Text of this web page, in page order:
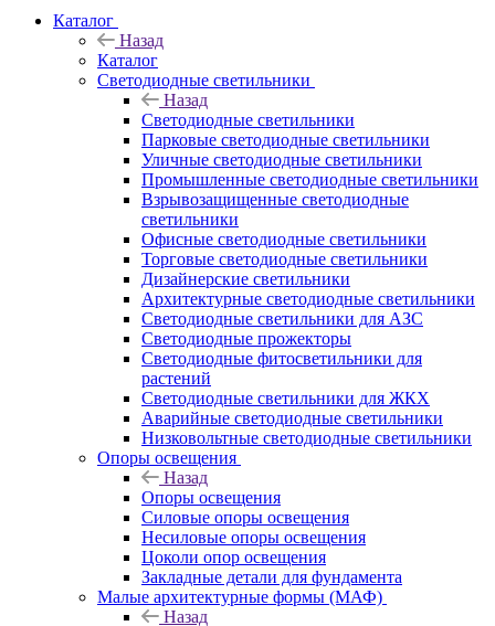
Каталог
Назад
Каталог
Светодиодные светильники
Назад
Светодиодные светильники
Парковые светодиодные светильники
Уличные светодиодные светильники
Промышленные светодиодные светильники
Взрывозащищенные светодиодные
светильники
Офисные светодиодные светильники
Торговые светодиодные светильники
Дизайнерские светильники
Архитектурные светодиодные светильники
Светодиодные светильники для АЗС
Светодиодные прожекторы
Светодиодные фитосветильники для
растений
Светодиодные светильники для ЖКХ
Аварийные светодиодные светильники
Низковольтные светодиодные светильники
Опоры освещения
Назад
Опоры освещения
Силовые опоры освещения
Несиловые опоры освещения
Цоколи опор освещения
Закладные детали для фундамента
Малые архитектурные формы (МАФ)
Назад